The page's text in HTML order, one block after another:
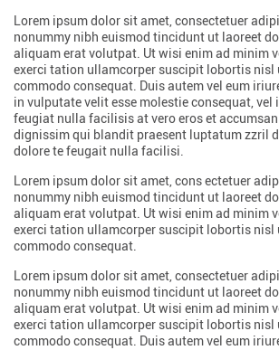
Lorem ipsum dolor sit amet, consectetuer
nonummy nibh euismod tincidunt ut laoreet
aliquam erat volutpat. Ut wisi enim ad minim
exerci tation ullamcorper suscipit lobortis nisl
commodo consequat. Duis autem vel eum
in vulputate velit esse molestie consequat, vel
feugiat nulla facilisis at vero eros et
dignissim qui blandit praesent luptatum zzril
dolore te feugait nulla facilisi.
Lorem ipsum dolor sit amet, cons ectetuer
nonummy nibh euismod tincidunt ut laoreet
aliquam erat volutpat. Ut wisi enim ad minim
exerci tation ullamcorper suscipit lobortis nisl
commodo consequat.
Lorem ipsum dolor sit amet, consectetuer
nonummy nibh euismod tincidunt ut laoreet
aliquam erat volutpat. Ut wisi enim ad minim
exerci tation ullamcorper suscipit lobortis nisl
commodo consequat. Duis autem vel eum